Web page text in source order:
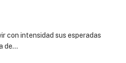
con intensidad sus esperadas
de…